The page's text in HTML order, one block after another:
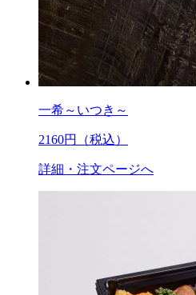
一希～いつき～
2160円（税込）
詳細・注文ページへ